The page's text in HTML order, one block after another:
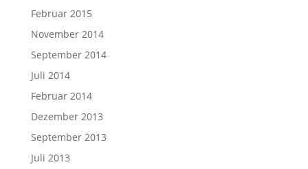
Februar 2015
November 2014
September 2014
Juli 2014
Februar 2014
Dezember 2013
September 2013
Juli 2013